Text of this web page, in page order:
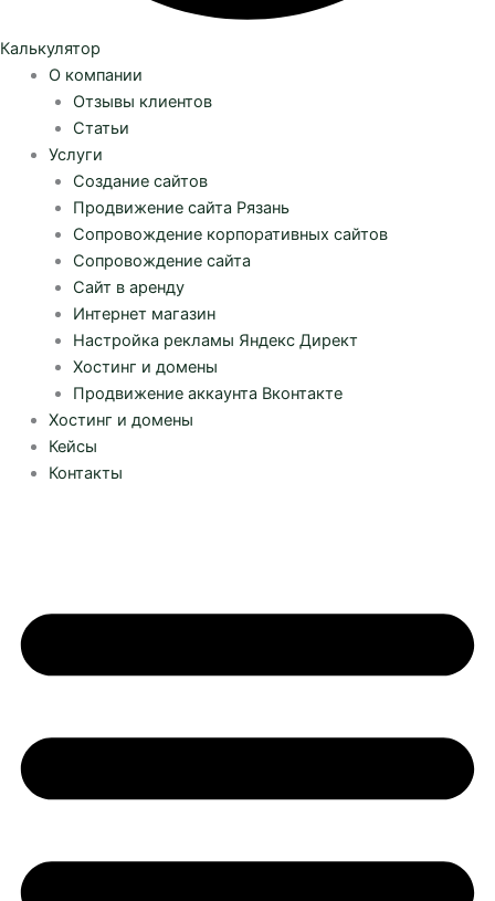
Калькулятор
О компании
Отзывы клиентов
Статьи
Услуги
Создание сайтов
Продвижение сайта Рязань
Сопровождение корпоративных сайтов
Сопровождение сайта
Сайт в аренду
Интернет магазин
Настройка рекламы Яндекс Директ
Хостинг и домены
Продвижение аккаунта Вконтакте
Хостинг и домены
Кейсы
Контакты